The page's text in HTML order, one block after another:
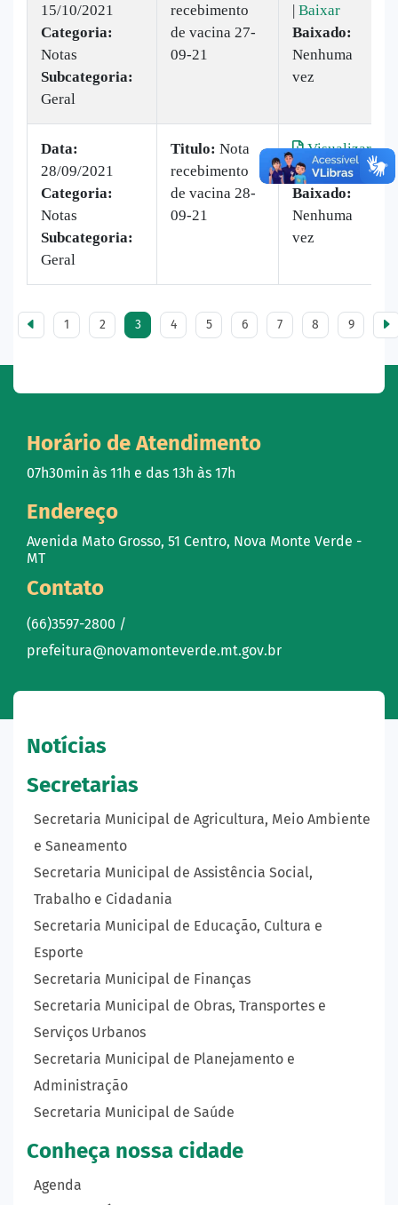
15/10/2021
Categoria:
Notas
Subcategoria:
Geral
recebimento
de vacina 27-
09-21
| Baixar
Baixado:
Nenhuma
vez
Data:
28/09/2021
Categoria:
Notas
Subcategoria:
Geral
Titulo: Nota
recebimento
de vacina 28-
09-21
Visualizar
|Baixar
Baixado:
Nenhuma
vez
1 2 3 4 5 6 7 8 9
Horário de Atendimento
07h30min às 11h e das 13h às 17h
Endereço
Avenida Mato Grosso, 51 Centro, Nova Monte Verde -
MT
Contato
(66)3597-2800 /
prefeitura@novamonteverde.mt.gov.br
Notícias
Secretarias
Secretaria Municipal de Agricultura, Meio Ambiente
e Saneamento
Secretaria Municipal de Assistência Social,
Trabalho e Cidadania
Secretaria Municipal de Educação, Cultura e
Esporte
Secretaria Municipal de Finanças
Secretaria Municipal de Obras, Transportes e
Serviços Urbanos
Secretaria Municipal de Planejamento e
Administração
Secretaria Municipal de Saúde
Conheça nossa cidade
Agenda